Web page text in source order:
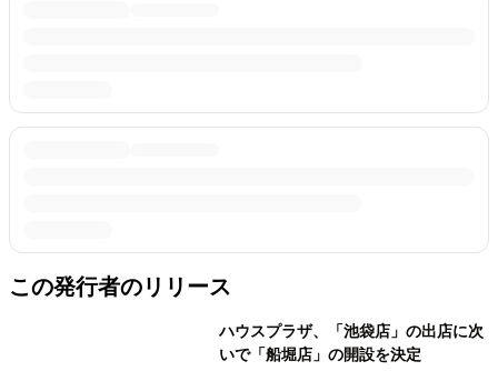
この発行者のリリース
ハウスプラザ、「池袋店」の出店に次
いで「船堀店」の開設を決定